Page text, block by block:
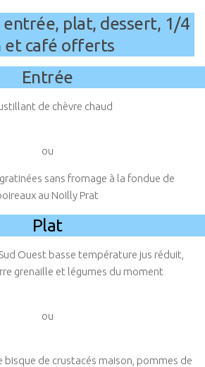
entrée, plat, dessert, 1/4
et café offerts
Entrée
de chèvre chaud
ou
sans fromage à la fondue de
au Noilly Prat
Plat
Ouest basse température jus réduit,
grenaille et légumes du moment
ou
bisque de crustacés maison, pommes de